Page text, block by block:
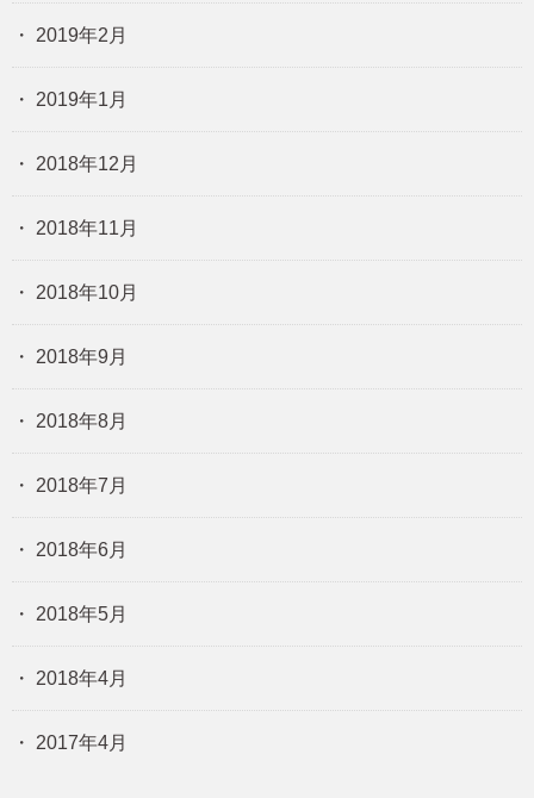
2019年2月
2019年1月
2018年12月
2018年11月
2018年10月
2018年9月
2018年8月
2018年7月
2018年6月
2018年5月
2018年4月
2017年4月